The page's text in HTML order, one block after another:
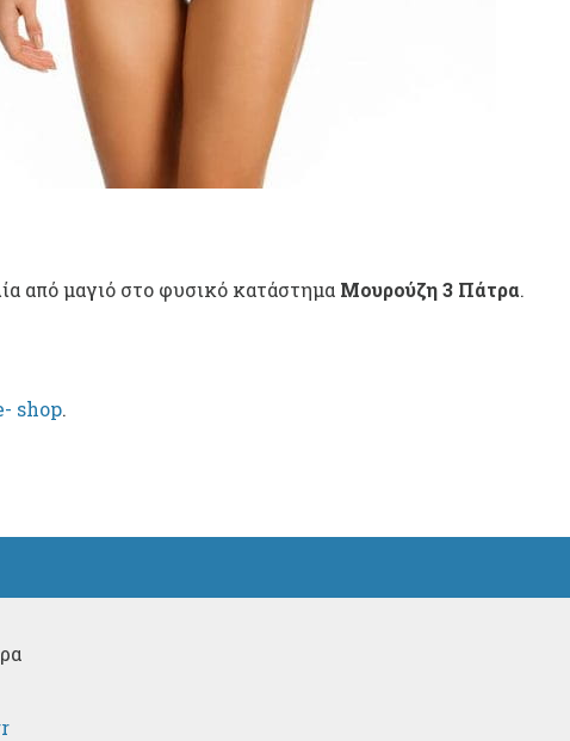
από μαγιό στο φυσικό κατάστημα Μουρούζη 3 Πάτρα.
shop.